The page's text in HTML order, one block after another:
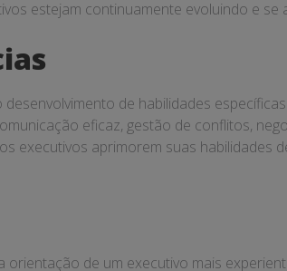
estejam continuamente evoluindo e
de habilidades
eficaz, gestão de conflitos,
executivos aprimorem suas
de um executivo mais